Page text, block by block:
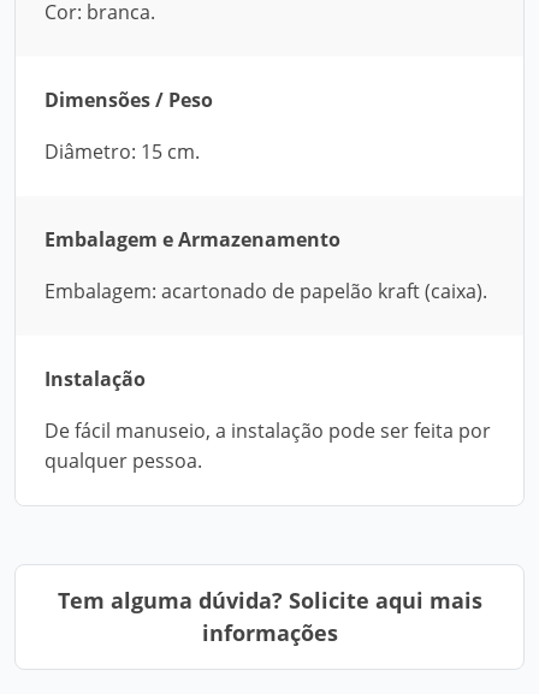
Cor: branca.
Dimensões / Peso
Diâmetro: 15 cm.
Embalagem e Armazenamento
Embalagem: acartonado de papelão kraft (caixa).
Instalação
De fácil manuseio, a instalação pode ser feita por
qualquer pessoa.
Tem alguma dúvida? Solicite aqui mais
informações